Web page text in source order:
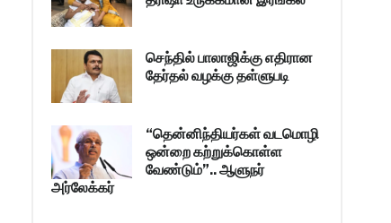
செந்தில் பாலாஜிக்கு எதிரான
தேர்தல் வழக்கு தள்ளுபடி
“தென்னிந்தியர்கள் வடமொழி
ஒன்றை கற்றுக்கொள்ள
வேண்டும்”.. ஆளுநர்
அர்லேக்கர்